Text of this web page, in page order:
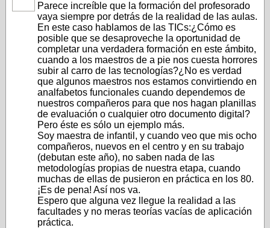
Parece increíble que la formación del profesorado
vaya siempre por detrás de la realidad de las aulas.
En este caso hablamos de las TICs:¿Cómo es
posible que se desaproveche la oportunidad de
completar una verdadera formación en este ámbito,
cuando a los maestros de a pie nos cuesta horrores
subir al carro de las tecnologías?¿No es verdad
que algunos maestros nos estamos convirtiendo en
analfabetos funcionales cuando dependemos de
nuestros compañeros para que nos hagan planillas
de evaluación o cualquier otro documento digital?
Pero éste es sólo un ejemplo más.
Soy maestra de infantil, y cuando veo que mis ocho
compañeros, nuevos en el centro y en su trabajo
(debutan este año), no saben nada de las
metodologías propias de nuestra etapa, cuando
muchas de ellas de pusieron en práctica en los 80.
¡Es de pena! Así nos va.
Espero que alguna vez llegue la realidad a las
facultades y no meras teorías vacías de aplicación
práctica.